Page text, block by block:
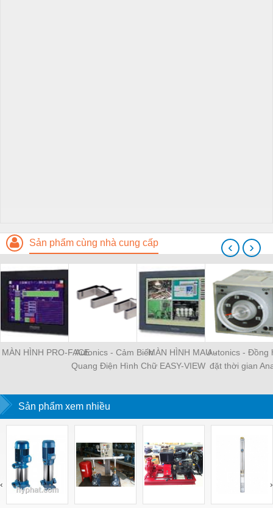
Sản phẩm cùng nhà cung cấp
MÀN HÌNH PRO-FACEAutonics - Cảm Biến
Quang Điện Hình Chữ
MÀN HÌNH MAU -
EASY-VIEW
Autonics - Đồng
đặt thời gian
‹ ›
Sản phẩm xem nhiều
‹ ›